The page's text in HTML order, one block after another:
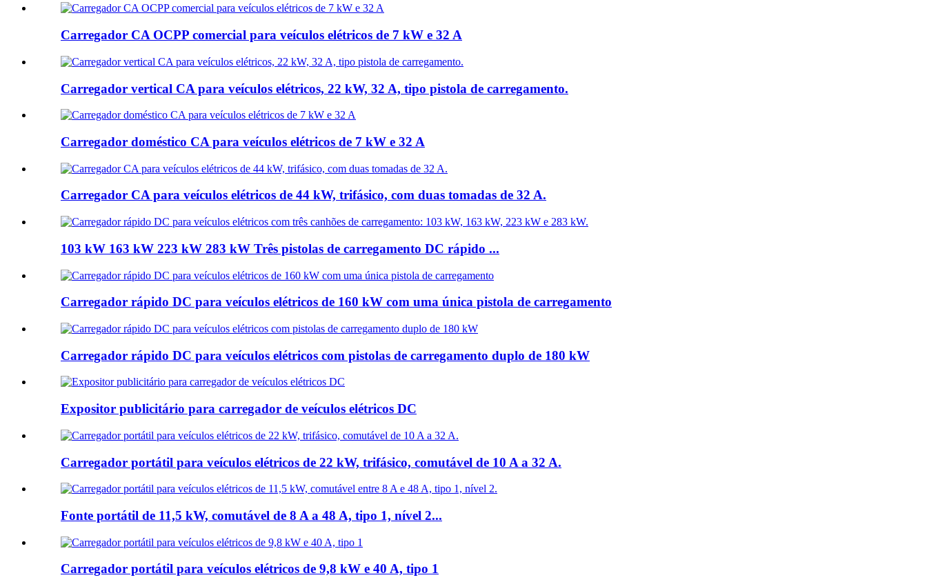
Carregador CA OCPP comercial para veículos elétricos de 7 kW e 32 A
Carregador vertical CA para veículos elétricos, 22 kW, 32 A, tipo pistola de carregamento.
Carregador doméstico CA para veículos elétricos de 7 kW e 32 A
Carregador CA para veículos elétricos de 44 kW, trifásico, com duas tomadas de 32 A.
103 kW 163 kW 223 kW 283 kW Três pistolas de carregamento DC rápido ...
Carregador rápido DC para veículos elétricos de 160 kW com uma única pistola de carregamento
Carregador rápido DC para veículos elétricos com pistolas de carregamento duplo de 180 kW
Expositor publicitário para carregador de veículos elétricos DC
Carregador portátil para veículos elétricos de 22 kW, trifásico, comutável de 10 A a 32 A.
Fonte portátil de 11,5 kW, comutável de 8 A a 48 A, tipo 1, nível 2...
Carregador portátil para veículos elétricos de 9,8 kW e 40 A, tipo 1